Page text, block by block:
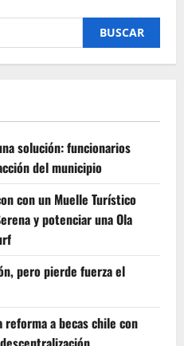
solución: funcionarios
del municipio
con un Muelle Turístico
y potenciar una Ola
pero pierde fuerza el
a becas chile con